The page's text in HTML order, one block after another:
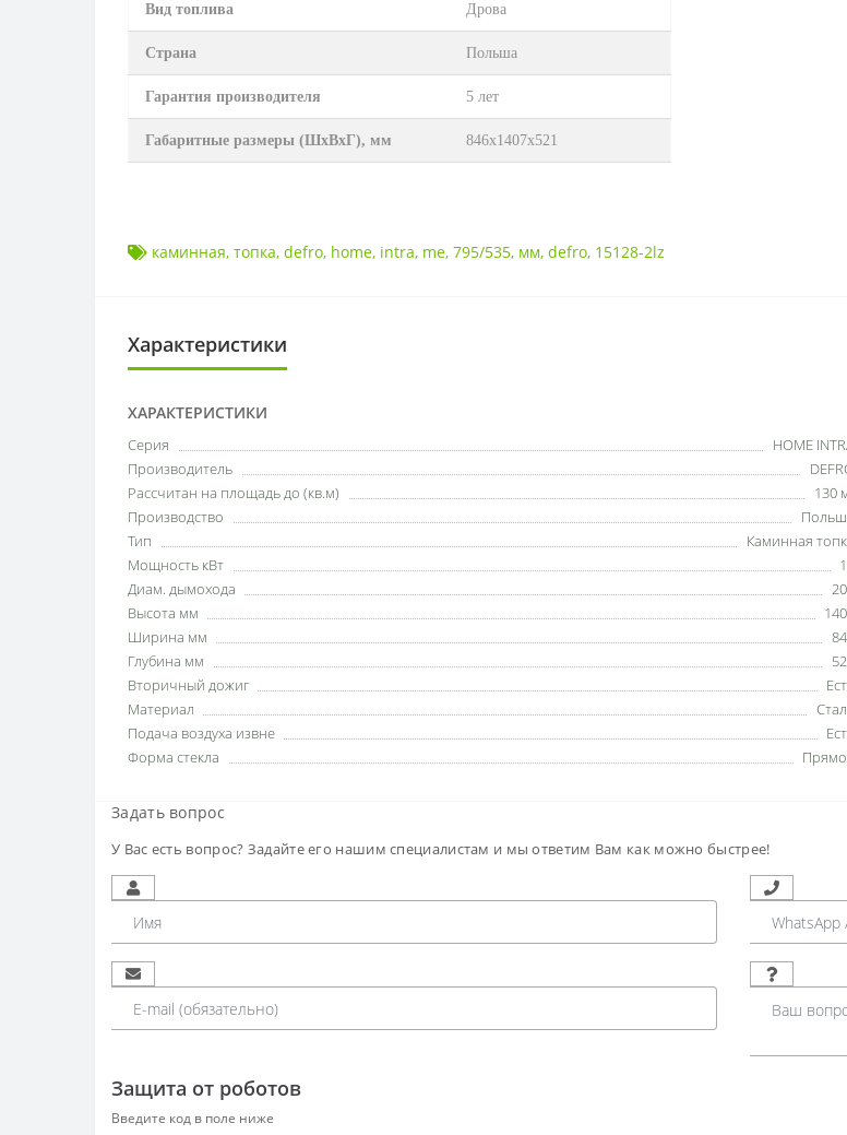
Вид топлива Дрова
Страна Польша
Гарантия производителя 5 лет
Габаритные размеры (ШхВхГ), мм 846х1407х521
каминная, топка, defro, home, intra, me, 795/535, мм, defro, 15128-2lz
Характеристики
ХАРАКТЕРИСТИКИ
Серия
HOME
Производитель
Рассчитан на площадь до (кв.м)
130
Производство
Тип
Каминная
Мощность кВт
Диам. дымохода
Высота мм
Ширина мм
Глубина мм
Вторичный дожиг
Материал
Подача воздуха извне
Форма стекла
Задать вопрос
У Вас есть вопрос? Задайте его нашим специалистам и мы ответим Вам как можно быстрее!
Защита от роботов
Введите код в поле ниже